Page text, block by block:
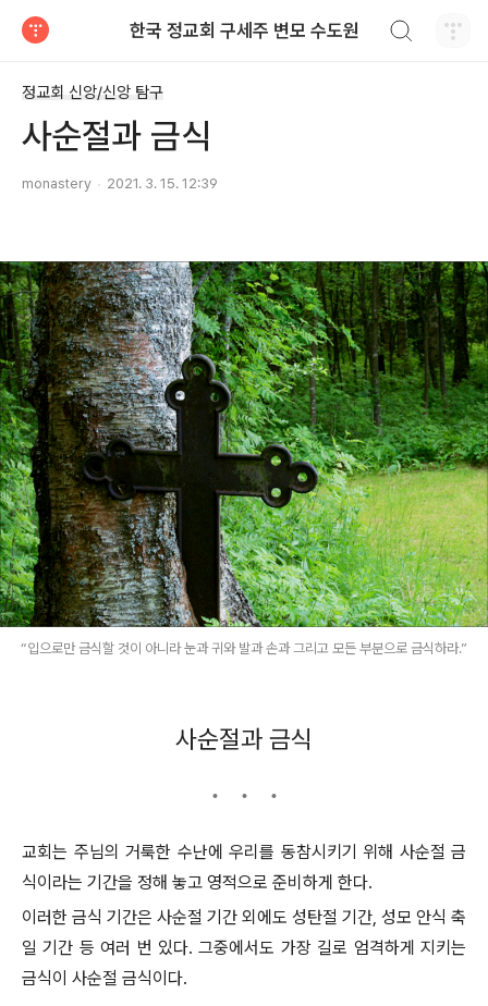
한국 정교회 구세주 변모 수도원
정교회 신앙/신앙 탐구
사순절과 금식
monastery 2021. 3. 15. 12:39
“입으로만 금식할 것이 아니라 눈과 귀와 발과 손과 그리고 모든 부분으로 금식하라.”
사순절과 금식
교회는 주님의 거룩한 수난에 우리를 동참시키기 위해 사순절 금
식이라는 기간을 정해 놓고 영적으로 준비하게 한다.
이러한 금식 기간은 사순절 기간 외에도 성탄절 기간, 성모 안식 축
일 기간 등 여러 번 있다. 그중에서도 가장 길로 엄격하게 지키는
금식이 사순절 금식이다.